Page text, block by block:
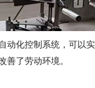
动化控制系统，可以
善了劳动环境。